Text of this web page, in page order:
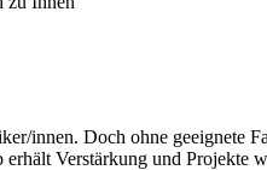
innen. Doch ohne geeignete
Verstärkung und Projekte